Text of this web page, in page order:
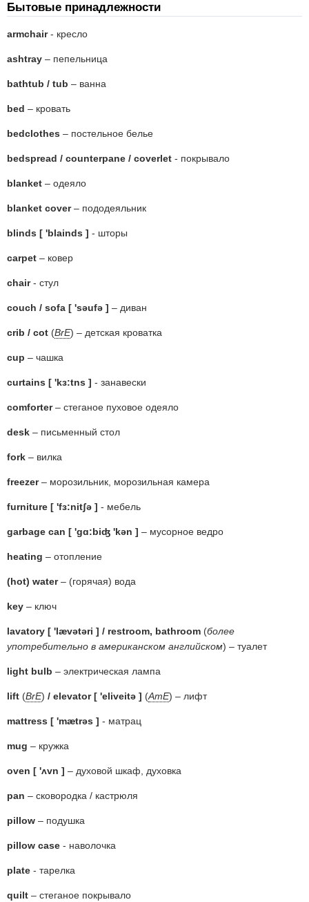
Бытовые принадлежности
armchair- кресло
ashtray – пепельница
bathtub / tub – ванна
bed – кровать
bedclothes – постельное белье
bedspread / counterpane / coverlet - покрывало
blanket – одеяло
blanket cover– пододеяльник
blinds [ 'blainds ] - шторы
carpet – ковер
chair- стул
couch / sofa [ 'səufə ] – диван
crib / cot (BrE) – детская кроватка
cup – чашка
curtains [ 'kɜ:tns ] - занавески
comforter– стеганое пуховое одеяло
desk – письменный стол
fork – вилка
freezer– морозильник, морозильная камера
furniture [ 'fɜ:nitʃə ] - мебель
garbage can [ 'gɑ:biʤ 'kən ] – мусорное ведро
heating – отопление
(hot) water– (горячая) вода
key – ключ
lavatory [ 'lævətəri ] / restroom, bathroom (более
употребительно в американском английском) – туалет
light bulb – электрическая лампа
lift (BrE) / elevator [ 'eliveitə ] (AmE) – лифт
mattress [ 'mætrəs ] - матрац
mug – кружка
oven [ 'ʌvn ] – духовой шкаф, духовка
pan – сковородка / кастрюля
pillow – подушка
pillow case - наволочка
plate - тарелка
quilt – стеганое покрывало